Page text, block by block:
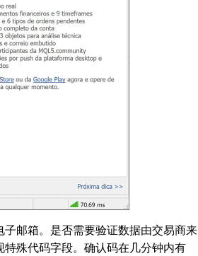
邮箱。是否需要验证数据由交易商来
殊代码字段。确认码在几分钟内有